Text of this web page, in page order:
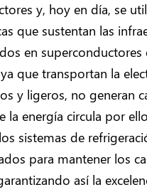
y, hoy en día, se
que sustentan las
en superconductores
que transportan la
y ligeros, no generan
energía circula por
sistemas de
para mantener los
así la